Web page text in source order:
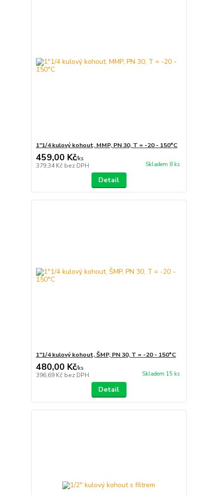
1"1/4 kulový kohout, MMP, PN 30, T = -20 - 150°C
459,00 Kč/ks
379,34 Kč bez DPH Skladem 8 ks
Detail
1"1/4 kulový kohout, ŠMP, PN 30, T = -20 - 150°C
480,00 Kč/ks
396,69 Kč bez DPH Skladem 15 ks
Detail